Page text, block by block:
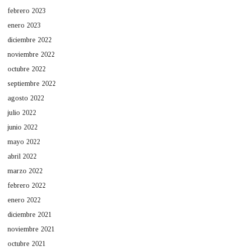
febrero 2023
enero 2023
diciembre 2022
noviembre 2022
octubre 2022
septiembre 2022
agosto 2022
julio 2022
junio 2022
mayo 2022
abril 2022
marzo 2022
febrero 2022
enero 2022
diciembre 2021
noviembre 2021
octubre 2021